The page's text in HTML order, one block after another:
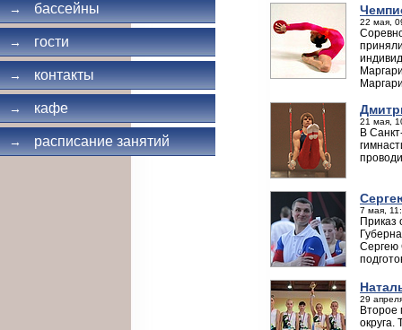
→ бассейны
→ гости
→ контакты
→ кафе
→ расписание занятий
22 мая,
21 мая,
В
7 мая,
Приказ
Сергею
29
Второе
округа.